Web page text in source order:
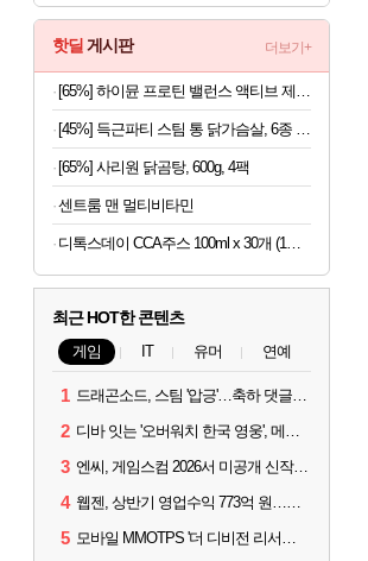
핫딜 게시판 더보기+
[65%] 사리원 닭곰탕, 600g, 4팩
센트룸 맨 멀티비타민
디톡스데이 CCA주스 100ml x 30개 (1개당 497원)
최근 HOT한 콘텐츠
게임 IT 유머 연예
1 드래곤소드, 스팀 '압긍'…축하 댓글 달고 게임 코드 받자!
2 디바 잇는 '오버워치 한국 영웅', 메카 파일럿 디몬 나온다
3 엔씨, 게임스컴 2026서 미공개 신작 최초 공개
4 웹젠, 상반기 영업수익 773억 원…순이익 89% 증가
5 모바일 MMOTPS '더 디비전 리서전스', 6일 스팀에도 출시